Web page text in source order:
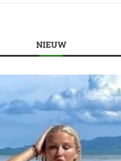
NIEUW